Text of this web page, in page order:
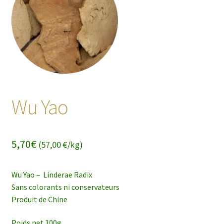
Wu Yao
5,70€(57,00 €/kg)
Wu Yao – Linderae Radix
Sans colorants ni conservateurs
Produit de Chine